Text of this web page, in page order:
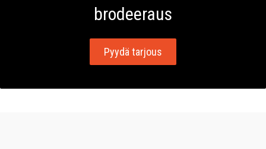
brodeeraus
Pyydä tarjous